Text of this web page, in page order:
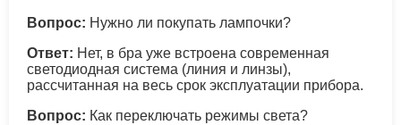
Вопрос: Нужно ли покупать лампочки?
Ответ: Нет, в бра уже встроена современная
светодиодная система (линия и линзы),
рассчитанная на весь срок эксплуатации прибора.
Вопрос: Как переключать режимы света?